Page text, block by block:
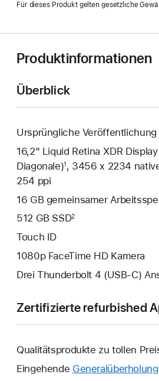
Fenster)
Für dieses Produkt gelten gesetzliche
Produktinformationen
Überblick
Ursprüngliche
16,2" Liquid Retina XDR
Diagonale)1, 3456 x 2234
254 ppi
16 GB gemeinsamer
512 GB SSD2
Touch ID
1080p FaceTime HD Kamera
Drei Thunderbolt 4 (USB‑C)
Zertifizierte refurbished
Qualitätsprodukte zu tollen
Eingehende Generalüberholung